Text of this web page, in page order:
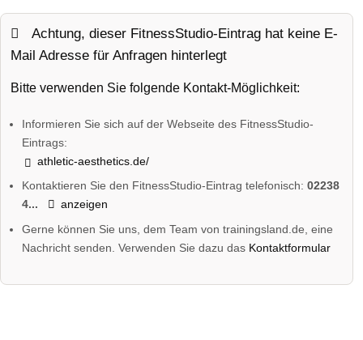
Achtung, dieser FitnessStudio-Eintrag hat keine E-
Mail Adresse für Anfragen hinterlegt
Bitte verwenden Sie folgende Kontakt-Möglichkeit:
Informieren Sie sich auf der Webseite des FitnessStudio-
Eintrags:
athletic-aesthetics.de/
Kontaktieren Sie den FitnessStudio-Eintrag telefonisch:02238
4...
anzeigen
Gerne können Sie uns, dem Team von trainingsland.de, eine
Nachricht senden. Verwenden Sie dazu das Kontaktformular